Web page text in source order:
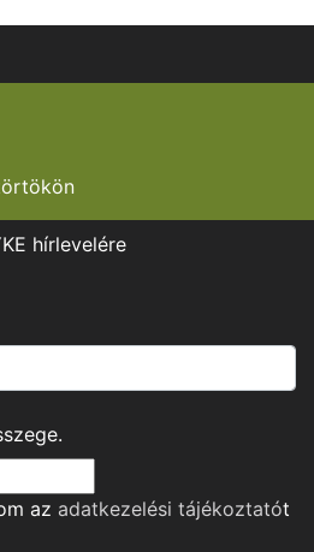
hírlevelére
az adatkezelési tájékoztatót